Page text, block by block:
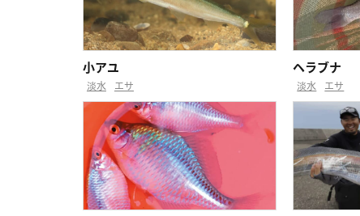
小アユ
淡水 エサ
ヘラブナ
淡水 エサ